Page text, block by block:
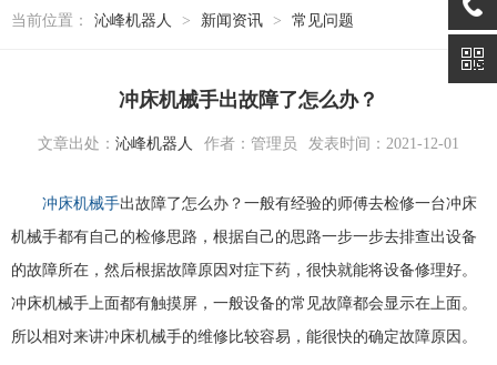
当前位置： 沁峰机器人 > 新闻资讯 > 常见问题
冲床机械手出故障了怎么办？
文章出处： 沁峰机器人 作者：管理员 发表时间：2021-12-01
冲床机械手出故障了怎么办？一般有经验的师傅去检修一台冲床
机械手都有自己的检修思路，根据自己的思路一步一步去排查出设备
的故障所在，然后根据故障原因对症下药，很快就能将设备修理好。
冲床机械手上面都有触摸屏，一般设备的常见故障都会显示在上面。
所以相对来讲冲床机械手的维修比较容易，能很快的确定故障原因。